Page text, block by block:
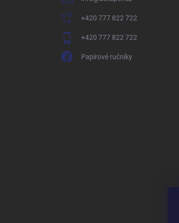
+420 777 822 722
+420 777 822 722
Papírové ručníky